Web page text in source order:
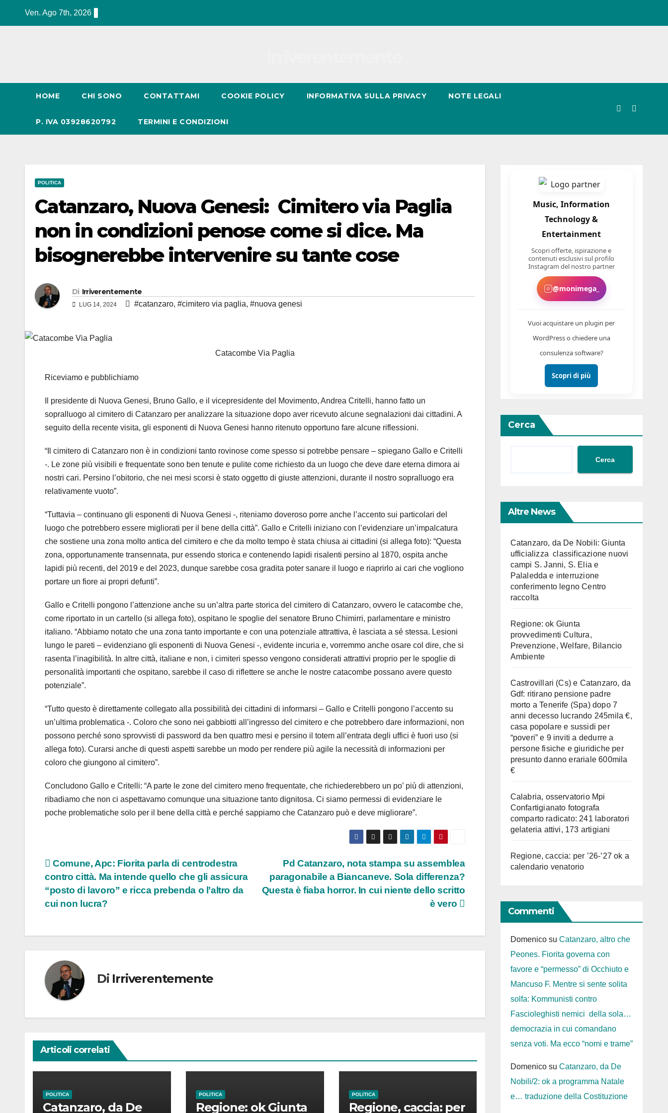
Ven. Ago 7th, 2026
HOME CHI SONO CONTATTAMI COOKIE POLICY INFORMATIVA SULLA PRIVACY NOTE LEGALI
P. IVA 03928620792 TERMINI E CONDIZIONI
POLITICA
Catanzaro, Nuova Genesi: Cimitero via Paglia
non in condizioni penose come si dice. Ma
bisognerebbe intervenire su tante cose
Di Irriverentemente
LUG 14, 2024 #catanzaro, #cimitero via paglia, #nuova genesi
Catacombe Via Paglia
Riceviamo e pubblichiamo
Il presidente di Nuova Genesi, Bruno Gallo, e il vicepresidente del Movimento, Andrea Critelli, hanno fatto un
sopralluogo al cimitero di Catanzaro per analizzare la situazione dopo aver ricevuto alcune segnalazioni dai cittadini. A
seguito della recente visita, gli esponenti di Nuova Genesi hanno ritenuto opportuno fare alcune riflessioni.
“Il cimitero di Catanzaro non è in condizioni tanto rovinose come spesso si potrebbe pensare – spiegano Gallo e Critelli
-. Le zone più visibili e frequentate sono ben tenute e pulite come richiesto da un luogo che deve dare eterna dimora ai
nostri cari. Persino l’obitorio, che nei mesi scorsi è stato oggetto di giuste attenzioni, durante il nostro sopralluogo era
relativamente vuoto”.
“Tuttavia – continuano gli esponenti di Nuova Genesi -, riteniamo doveroso porre anche l’accento sui particolari del
luogo che potrebbero essere migliorati per il bene della città”. Gallo e Critelli iniziano con l’evidenziare un’impalcatura
che sostiene una zona molto antica del cimitero e che da molto tempo è stata chiusa ai cittadini (si allega foto): “Questa
zona, opportunamente transennata, pur essendo storica e contenendo lapidi risalenti persino al 1870, ospita anche
lapidi più recenti, del 2019 e del 2023, dunque sarebbe cosa gradita poter sanare il luogo e riaprirlo ai cari che vogliono
portare un fiore ai propri defunti”.
Gallo e Critelli pongono l’attenzione anche su un’altra parte storica del cimitero di Catanzaro, ovvero le catacombe che,
come riportato in un cartello (si allega foto), ospitano le spoglie del senatore Bruno Chimirri, parlamentare e ministro
italiano. “Abbiamo notato che una zona tanto importante e con una potenziale attrattiva, è lasciata a sé stessa. Lesioni
lungo le pareti – evidenziano gli esponenti di Nuova Genesi -, evidente incuria e, vorremmo anche osare col dire, che si
rasenta l’inagibilità. In altre città, italiane e non, i cimiteri spesso vengono considerati attrattivi proprio per le spoglie di
personalità importanti che ospitano, sarebbe il caso di riflettere se anche le nostre catacombe possano avere questo
potenziale”.
“Tutto questo è direttamente collegato alla possibilità dei cittadini di informarsi – Gallo e Critelli pongono l’accento su
un’ultima problematica -. Coloro che sono nei gabbiotti all’ingresso del cimitero e che potrebbero dare informazioni, non
possono perché sono sprovvisti di password da ben quattro mesi e persino il totem all’entrata degli uffici è fuori uso (si
allega foto). Curarsi anche di questi aspetti sarebbe un modo per rendere più agile la necessità di informazioni per
coloro che giungono al cimitero”.
Concludono Gallo e Critelli: “A parte le zone del cimitero meno frequentate, che richiederebbero un po’ più di attenzioni,
ribadiamo che non ci aspettavamo comunque una situazione tanto dignitosa. Ci siamo permessi di evidenziare le
poche problematiche solo per il bene della città e perché sappiamo che Catanzaro può e deve migliorare”.
Navigazione
articoli
Pd Catanzaro, nota stampa su assemblea
paragonabile a Biancaneve. Sola differenza?
Questa è fiaba horror. In cui niente dello scritto
è vero
Comune, Apc: Fiorita parla di centrodestra
contro città. Ma intende quello che gli assicura
“posto di lavoro” e ricca prebenda o l’altro da
cui non lucra?
Di Irriverentemente
Articoli correlati
POLITICA
Catanzaro, da De
POLITICA
Regione: ok Giunta
POLITICA
Regione, caccia: per
Cerca
Cerca
Altre News
Catanzaro, da De Nobili: Giunta
ufficializza classificazione nuovi
campi S. Janni, S. Elia e
Palaledda e interruzione
conferimento legno Centro
raccolta
Regione: ok Giunta
provvedimenti Cultura,
Prevenzione, Welfare, Bilancio
Ambiente
Castrovillari (Cs) e Catanzaro, da
Gdf: ritirano pensione padre
morto a Tenerife (Spa) dopo 7
anni decesso lucrando 245mila €,
casa popolare e sussidi per
“poveri” e 9 inviti a dedurre a
persone fisiche e giuridiche per
presunto danno erariale 600mila
€
Calabria, osservatorio Mpi
Confartigianato fotografa
comparto radicato: 241 laboratori
gelateria attivi, 173 artigiani
Regione, caccia: per ’26-’27 ok a
calendario venatorio
Commenti
Domenicosu Catanzaro, altro che
Peones. Fiorita governa con
favore e “permesso” di Occhiuto e
Mancuso F. Mentre si sente solita
solfa: Kommunisti contro
Fascioleghisti nemici della sola…
democrazia in cui comandano
senza voti. Ma ecco “nomi e trame”
Domenicosu Catanzaro, da De
Nobili/2: ok a programma Natale
e… traduzione della Costituzione
Music, Information
Technology &
Entertainment
Scopri offerte, ispirazione e
contenuti esclusivi sul profilo
Instagram del nostro partner
@monimega_
Vuoi acquistare un plugin per
WordPress o chiedere una
consulenza software?
Scopri di più